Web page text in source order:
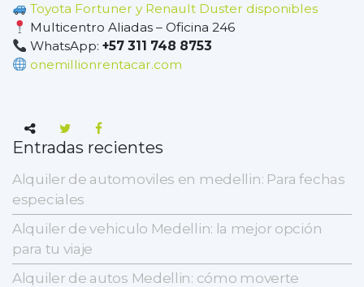
Toyota Fortuner y Renault Duster disponibles
Multicentro Aliadas – Oficina 246
WhatsApp: +57 311 748 8753
onemillionrentacar.com
Entradas recientes
Alquiler de automoviles en medellin: Para fechas
especiales
Alquiler de vehiculo Medellin: la mejor opción
para tu viaje
Alquiler de autos Medellin: cómo moverte